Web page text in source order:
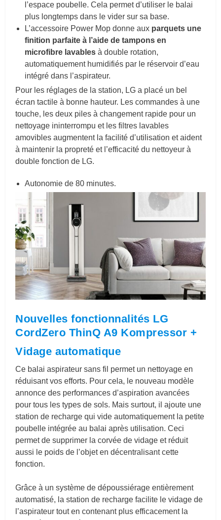
l’espace poubelle. Cela permet d’utiliser le balai
plus longtemps dans le vider sur sa base.
L’accessoire Power Mop donne aux parquets une
finition parfaite à l’aide de tampons en
microfibre lavables à double rotation,
automatiquement humidifiés par le réservoir d’eau
intégré dans l’aspirateur.
Pour les réglages de la station, LG a placé un bel
écran tactile à bonne hauteur. Les commandes à une
touche, les deux piles à changement rapide pour un
nettoyage ininterrompu et les filtres lavables
amovibles augmentent la facilité d’utilisation et aident
à maintenir la propreté et l’efficacité du nettoyeur à
double fonction de LG.
Autonomie de 80 minutes.
Nouvelles fonctionnalités LG
CordZero ThinQ A9 Kompressor +
Vidage automatique
Ce balai aspirateur sans fil permet un nettoyage en
réduisant vos efforts. Pour cela, le nouveau modèle
annonce des performances d’aspiration avancées
pour tous les types de sols. Mais surtout, il ajoute une
station de recharge qui vide automatiquement la petite
poubelle intégrée au balai après utilisation. Ceci
permet de supprimer la corvée de vidage et réduit
aussi le poids de l’objet en décentralisant cette
fonction.
Grâce à un système de dépoussiérage entièrement
automatisé, la station de recharge facilite le vidage de
l’aspirateur tout en contenant plus efficacement la